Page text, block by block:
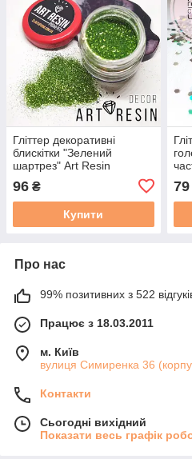
Гліттер декоративні
блискітки "Зелений
шартрез" Art Resin
96 ₴
Купити
79
Про нас
99% позитивних з 522
Працює з 18.03.2011
м. Київ
вулиця Симиренка 36
Контакти
Сьогодні вихідний
Показати весь графік